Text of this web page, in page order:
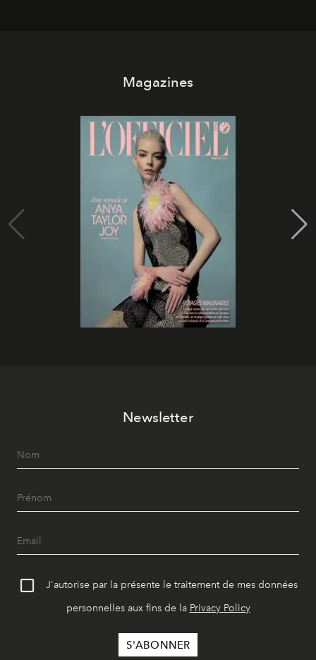
Magazines
Newsletter
J'autorise par la présente le traitement de mes données
personnelles aux fins de la Privacy Policy